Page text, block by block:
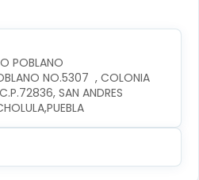
POBLANO
NO.5307  , COLONIA
SAN ANDRES